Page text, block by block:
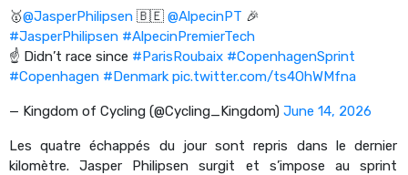
🥇@JasperPhilipsen 🇧🇪 @AlpecinPT 🎉
#JasperPhilipsen #AlpecinPremierTech
☝️ Didn’t race since #ParisRoubaix #CopenhagenSprint
#Copenhagen #Denmark pic.twitter.com/ts4OhWMfna
— Kingdom of Cycling (@Cycling_Kingdom) June 14, 2026
Les quatre échappés du jour sont repris dans le dernier
kilomètre. Jasper Philipsen surgit et s’impose au sprint